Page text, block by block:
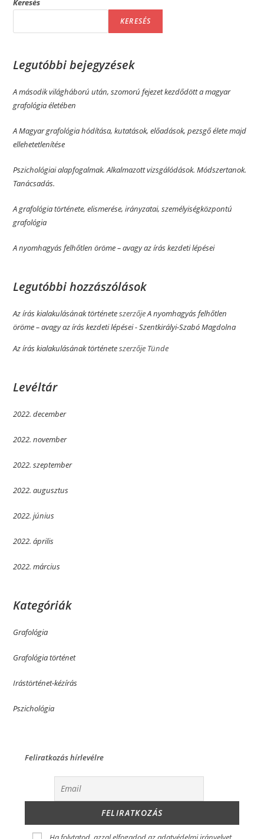
KERESÉS
Legutóbbi bejegyzések
A második világháború után, szomorú fejezet kezdődött a magyar
grafológia életében
A Magyar grafológia hódítása, kutatások, előadások, pezsgő élete majd
ellehetetlenítése
Pszichológiai alapfogalmak. Alkalmazott vizsgálódások. Módszertanok.
Tanácsadás.
A grafológia története, elismerése, irányzatai, személyiségközpontú
grafológia
A nyomhagyás felhőtlen öröme­­ – avagy az írás kezdeti lépései
Legutóbbi hozzászólások
Az írás kialakulásának történeteszerzőjeA nyomhagyás felhőtlen
öröme­­ – avagy az írás kezdeti lépései - Szentkirályi-Szabó Magdolna
Az írás kialakulásának történeteszerzője Tünde
Levéltár
2022. december
2022. november
2022. szeptember
2022. augusztus
2022. június
2022. április
2022. március
Kategóriák
Grafológia
Grafológia történet
Irástörténet-kézírás
Pszichológia
Feliratkozás hírlevélre